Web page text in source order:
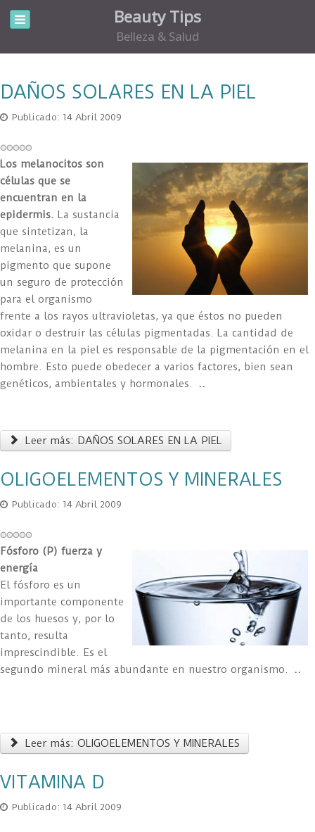
Beauty Tips
Belleza & Salud
DAÑOS SOLARES EN LA PIEL
Publicado: 14 Abril 2009
Los melanocitos son
células que se
encuentran en la
epidermis. La sustancia
que sintetizan, la
melanina, es un
pigmento que supone
un seguro de protección
para el organismo
frente a los rayos ultravioletas, ya que éstos no pueden
oxidar o destruir las células pigmentadas. La cantidad de
melanina en la piel es responsable de la pigmentación en el
hombre. Esto puede obedecer a varios factores, bien sean
genéticos, ambientales y hormonales. ..
Leer más: DAÑOS SOLARES EN LA PIEL
OLIGOELEMENTOS Y MINERALES
Publicado: 14 Abril 2009
Fósforo (P) fuerza y
energía
El fósforo es un
importante componente
de los huesos y, por lo
tanto, resulta
imprescindible. Es el
segundo mineral más abundante en nuestro organismo. ..
Leer más: OLIGOELEMENTOS Y MINERALES
VITAMINA D
Publicado: 14 Abril 2009